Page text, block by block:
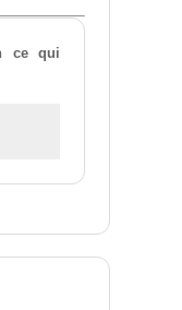
ce qui